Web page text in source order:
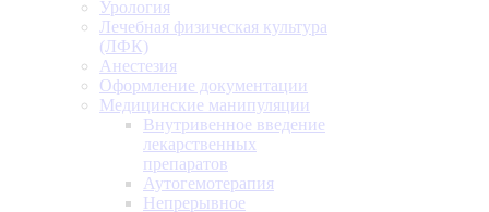
Урология
Лечебная физическая культура
(ЛФК)
Анестезия
Оформление документации
Медицинские манипуляции
Внутривенное введение
лекарственных
препаратов
Аутогемотерапия
Непрерывное